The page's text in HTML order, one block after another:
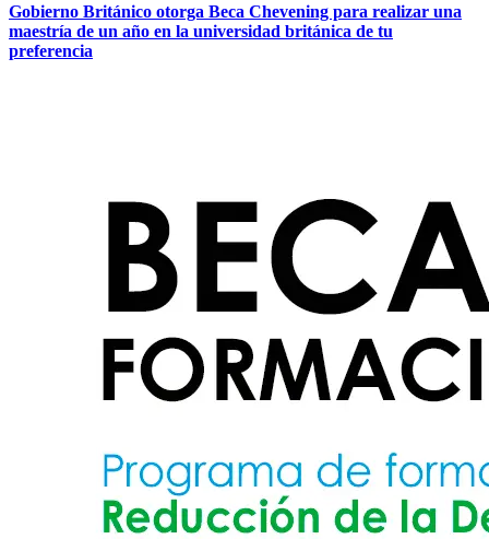
Gobierno Británico otorga Beca Chevening para realizar una
maestría de un año en la universidad británica de tu
preferencia